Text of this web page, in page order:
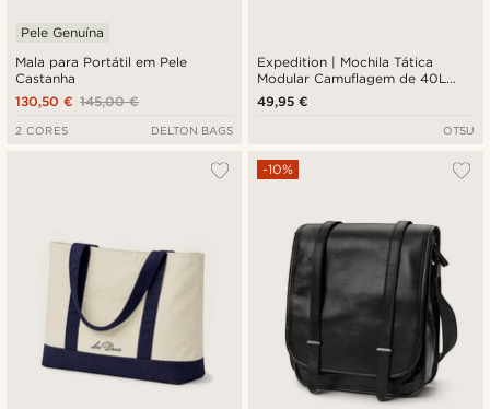
Mala para Portátil em Pele
Castanha
Pele Genuína
145,00 €
130,50 €
2 CORES DELTON BAGS
Expedition | Mochila Tática
Modular Camuflagem de 40L
com Painel de Distintivos
49,95 €
OTSU
-10%